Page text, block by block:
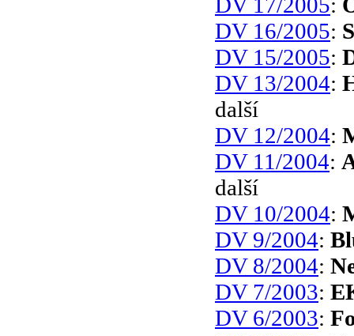
DV 16/2005:
DV 15/2005:
DV 13/2004:
další
DV 12/2004:
DV 11/2004:
další
DV 10/2004:
DV 9/2004:
DV 8/2004:
DV 7/2003:
DV 6/2003: